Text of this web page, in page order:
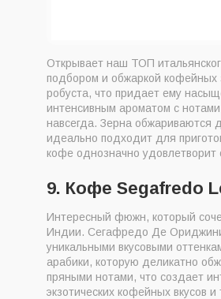
Открывает наш ТОП
подбором и обжаркой кофейных
робуста, что придает ему
интенсивным ароматом с
навсегда. Зерна обжариваются
идеально подходит для
кофе однозначно
9. Кофе Segafredo
Интересный фюжн, который
Индии. Сегафредо Де
уникальными вкусовыми
арабики, которую деликатно
пряными нотами, что создает
экзотических кофейных вкусов